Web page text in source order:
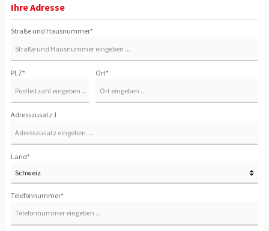
Ihre Adresse
Straße und Hausnummer*
PLZ* Ort*
Adresszusatz 1
Land*
Telefonnummer*